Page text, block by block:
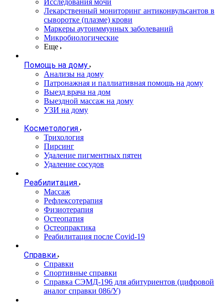
Исследования мочи
Лекарственный мониторинг антиконвульсантов в
сыворотке (плазме) крови
Маркеры аутоиммунных заболеваний
Микробиологические
Еще
Помощь на дому
Анализы на дому
Патронажная и паллиативная помощь на дому
Выезд врача на дом
Выездной массаж на дому
УЗИ на дому
Косметология
Трихология
Пирсинг
Удаление пигментных пятен
Удаление сосудов
Реабилитация
Массаж
Рефлексотерапия
Физиотерапия
Остеопатия
Остеопрактика
Реабилитация после Covid-19
Справки
Справки
Спортивные справки
Справка СЭМД‑196 для абитуриентов (цифровой
аналог справки 086/У)